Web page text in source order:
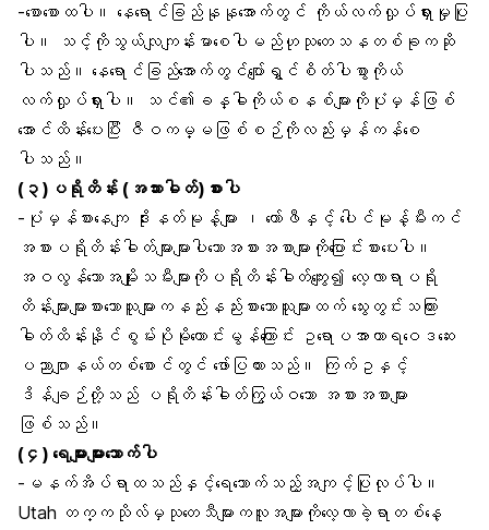
-စောစောထပါ။ နေရောင်ခြည်နုနုအောက်တွင် ကိုယ်လက်လှုပ်ရှားမှုပြု
ပါ။ သင့်ကိုသွယ်လျကျန်းမာစေပါမည်ဟုသုတေသနတစ်ခုကဆို
ပါသည်။ နေရောင်ခြည်အောက်တွင်ပျော်ရွှင်စိတ်ပါစွာကိုယ်
လက်လှုပ်ရှားပါ။ သင်၏ခန္ဓါကိုယ်စနစ်များကိုပုံမှန်ဖြစ်
အောင်ထိန်းပေးပြီး ဇီဝကမ္မဖြစ်စဉ်ကိုလည်းမှန်ကန်စေ
ပါသည်။
(၃)ပရိုတိန်း (အသားဓါတ်)စားပါ
-ပုံမှန်စားနေကျ ဒိုးနတ်မုန့်များ ၊ ကော်ဖီနှင့် ပေါင်မုန့်မီးကင်
အစားပရိုတိန်းဓါတ်များများပါသောအစားအစာများကိုပြောင်းစားပေးပါ။
အဝလွန်သောအမျိုးသမီးများကိုပရိုတိန်းဓါတ်ကျွေး၍ လေ့လာရာပရို
တိန်းများများစားသောသူများကနည်းနည်းစားသောသူများထက် သွေးတွင်းသကြား
ဓါတ်ထိန်းနိုင်စွမ်းပိုမိုကောင်းမွန်ကြောင်း ဥရောပအာဟာရဝေဒဆေး
ပညာဂျာနယ်တစ်စောင်တွင် ဖော်ပြထားသည်။ ကြက်ဥနှင့်
ဒိန်ချဉ်တို့သည် ပရိုတိန်းဓါတ်ကြွယ်ဝသော အစားအစာများ
ဖြစ်သည်။
(၄) ရေများများသောက်ပါ
-မနက်အိပ်ရာထသည်နှင့်ရေသောက်သည့်အကျင့်ပြုလုပ်ပါ။
Utah တက္ကသိုလ်မှသုတေသီများကလူအများကိုလေ့လာခဲ့ရာတစ်နေ့